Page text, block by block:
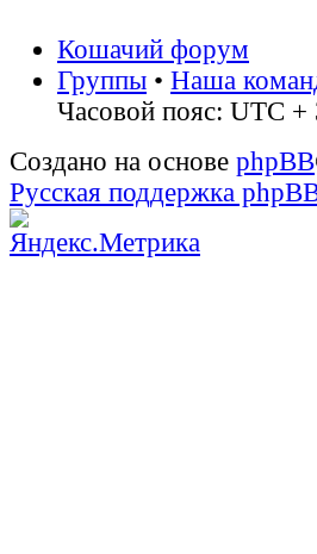
Кошачий форум
Группы • Наша
Часовой пояс: UTC +
Создано на основе phpBB
Русская поддержка